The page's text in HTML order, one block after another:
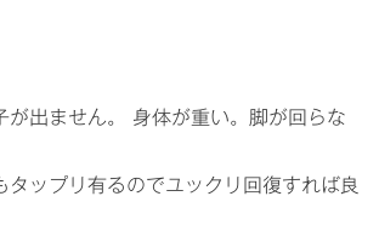
が出ません。 身体が重い。脚が回らな
タップリ有るのでユックリ回復すれば良